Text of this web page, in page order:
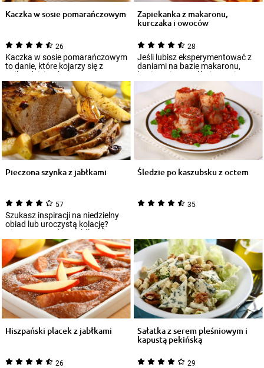
Kaczka w sosie pomarańczowym
26
Kaczka w sosie pomarańczowym
to danie, które kojarzy się z
najbardziej wykwintną
restauracją. Spr...
Zapiekanka z makaronu,
kurczaka i owoców
28
Jeśli lubisz eksperymentować z
daniami na bazie makaronu,
koniecznie wypróbuj przepis na
makarono...
Pieczona szynka z jabłkami
57
Szukasz inspiracji na niedzielny
obiad lub uroczystą kolację?
Pieczona szynka z jabłkami to
propo...
Śledzie po kaszubsku z octem
35
Hiszpański placek z jabłkami
26
Sałatka z serem pleśniowym i
kapustą pekińską
29